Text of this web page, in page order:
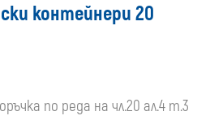
контейнери 20
по реда на чл.20 ал.4 т.3